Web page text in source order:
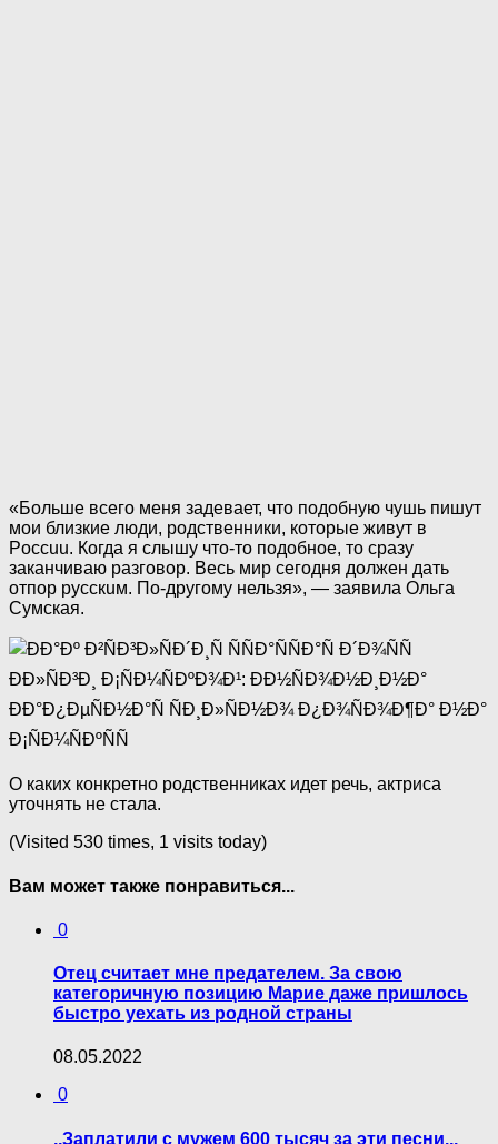
«Больше всего меня задевает, что подобную чушь пишут
мои близкие люди, родственники, которые живут в
Poccuu. Когда я слышу что-то подобное, то сразу
заканчиваю разговор. Весь мир сегодня должен дать
отпор pyccкuм. По-другому нельзя», — заявила Ольга
Сумская.
О каких конкретно родственниках идет речь, актриса
уточнять не стала.
(Visited 530 times, 1 visits today)
Вам может также понравиться...
0
Отец считает мне предателем. За свою
категоричную позицию Марие даже пришлось
быстро уехать из родной страны
08.05.2022
0
,,Заплатили с мужем 600 тысяч за эти песни.,,